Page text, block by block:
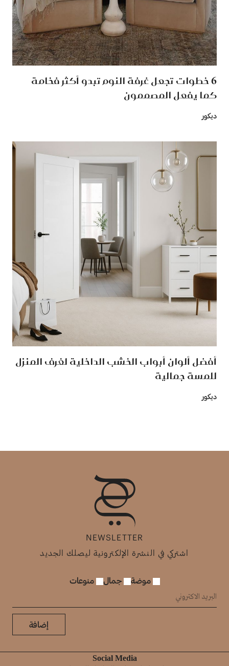
6 خطوات تجعل غرفة النوم تبدو أكثر فخامة
كما يفعل المصممون
ديكور
أفضل ألوان أبواب الخشب الداخلية لغرف المنزل
للمسة جمالية
ديكور
NEWSLETTER
اشتركي في النشرة الإلكترونية ليصلك الجديد
موضة جمال منوعات
إضافة
Social Media